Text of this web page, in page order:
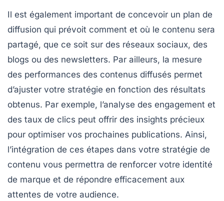
Il est également important de concevoir un plan de
diffusion qui prévoit comment et où le contenu sera
partagé, que ce soit sur des réseaux sociaux, des
blogs ou des newsletters. Par ailleurs, la mesure
des performances des contenus diffusés permet
d’ajuster votre stratégie en fonction des résultats
obtenus. Par exemple, l’analyse des engagement et
des taux de clics peut offrir des insights précieux
pour optimiser vos prochaines publications. Ainsi,
l’intégration de ces étapes dans votre stratégie de
contenu vous permettra de renforcer votre identité
de marque et de répondre efficacement aux
attentes de votre audience.